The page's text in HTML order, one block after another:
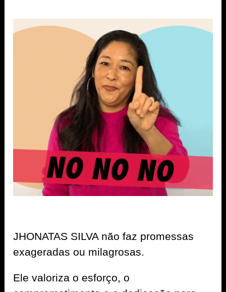
JHONATAS SILVA não faz promessas
exageradas ou milagrosas.
Ele valoriza o esforço, o